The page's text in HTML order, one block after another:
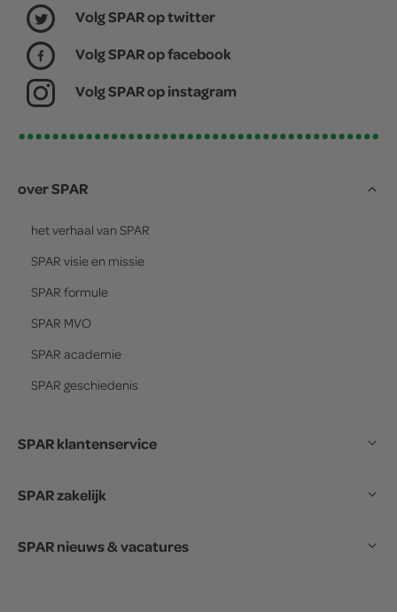
Volg SPAR op twitter
Volg SPAR op facebook
Volg SPAR op instagram
over SPAR
het verhaal van SPAR
SPAR visie en missie
SPAR formule
SPAR MVO
SPAR academie
SPAR geschiedenis
SPAR klantenservice
SPAR zakelijk
SPAR nieuws & vacatures